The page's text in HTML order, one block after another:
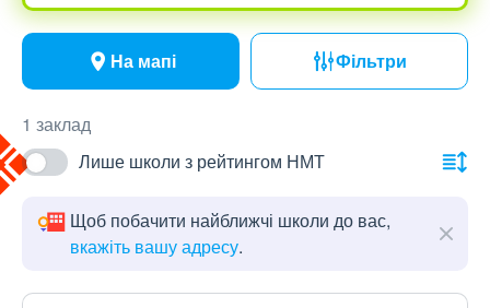
На мапі Фільтри
1 заклад
Лише школи з рейтингом НМТ
Щоб побачити найближчі школи до вас,
вкажіть вашу адресу.